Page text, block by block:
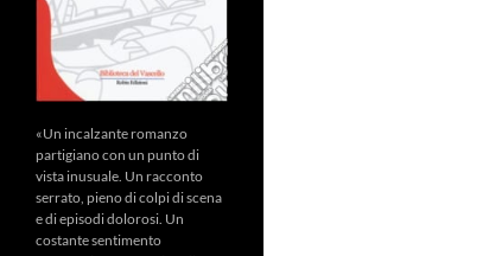
«Un incalzante romanzo
partigiano con un punto di
vista inusuale. Un racconto
serrato, pieno di colpi di scena
e di episodi dolorosi. Un
costante sentimento